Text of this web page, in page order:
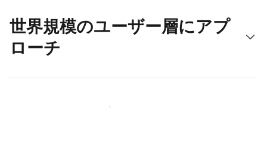
世界規模のユーザー層にアプ
ローチ
新しいユーザー層に今すぐアプローチする